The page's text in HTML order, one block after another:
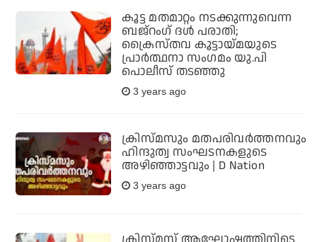
കൂട്ട മതമാറ്റം നടക്കുന്നുവെന്ന
ബജ്റംഗ് ദള്‍ പരാതി;
ക്രൈസ്തവ കൂട്ടായ്മയുടെ
പ്രാര്‍ത്ഥനാ സംഗമം യു.പി
പൊലീസ് തടഞ്ഞു
3 years ago
ക്രിസ്മസും മതപരിവർത്തനവും
ഹിന്ദുത്വ സംഘടനകളുടെ
അഴിഞ്ഞാട്ടവും | D Nation
3 years ago